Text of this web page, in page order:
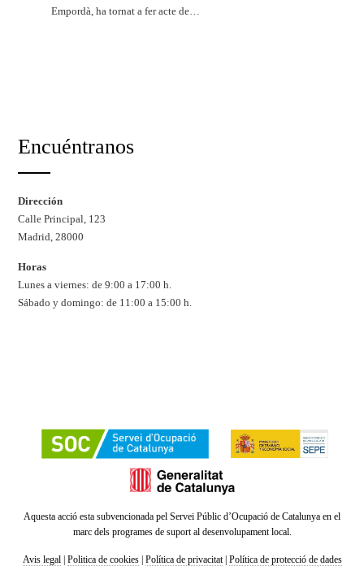
Empordà, ha tornat a fer acte de…
Encuéntranos
Dirección
Calle Principal, 123
Madrid, 28000
Horas
Lunes a viernes: de 9:00 a 17:00 h.
Sábado y domingo: de 11:00 a 15:00 h.
Aquesta acció esta subvencionada pel Servei Públic d’Ocupació de Catalunya en el
marc dels programes de suport al desenvolupament local.
Avis legal| Politica de cookies| Política de privacitat| Política de protecció de dades